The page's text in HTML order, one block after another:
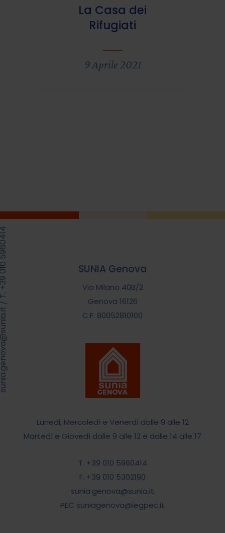
La Casa dei
Rifugiati
9 Aprile 2021
SUNIA Genova
Via Milano 40B/2
Genova 16126
C.F. 80052810100
Lunedi, Mercoledì e Venerdì dalle 9 alle 12
Martedì e Giovedì dalle 9 alle 12 e dalle 14 alle 17
T. +39 010 5960414
F. +39 010 5302190
sunia.genova@sunia.it
PEC suniagenova@legpec.it